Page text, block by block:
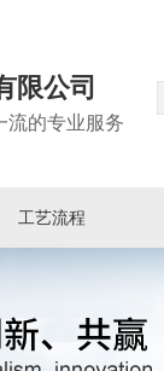
限公司
流的专业服务
工艺流程